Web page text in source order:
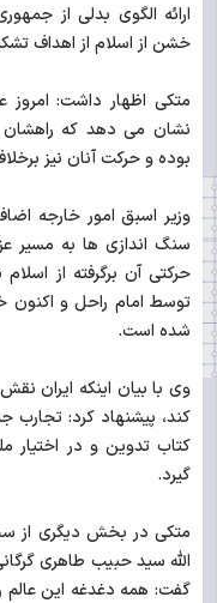
ارائه الگوی بدلی از
خشن از اسلام از اهداف
متکی اظهار داشت:
نشان می دهد که راهشان
بوده و حرکت آنان نیز
وزیر اسبق امور خارجه
سنگ اندازی ها به مسیر
حرکتی آن برگرفته از
توسط امام راحل و اکنون
شده است.
وی با بیان اینکه ایران
کتاب تدوین و در اختیار
گیرد.
متکی در بخش دیگری از
الله سید حبیب طاهری
گفت: همه دغدغه این عالم